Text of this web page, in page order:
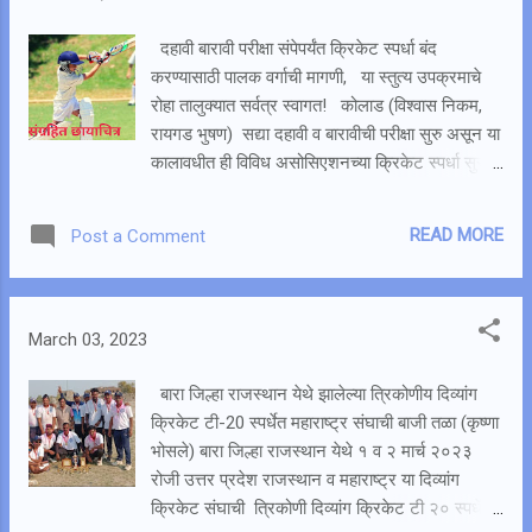
नाराजी झाल्याचे सर्वत्र ऐकवयास मिळत होते . सण हाय
होळीचा सण हाय रंग पंचमीचा त्यामुळे शिमगो रंगला गो रंगला
लाले लाल अशी लहान बालगोपालांकडून होळी रे होळी
पूर्णाची पोळी म्हणत रंगाची उधळण मंगळवारी दिवसभर होत
होती त्यात सोमवारी आली होळी व धुलेटीला मंगळवार त्यामुळे
देखील...
दहावी बारावी परीक्षा संपेपर्यंत क्रिकेट स्पर्धा बंद
करण्यासाठी पालक वर्गाची मागणी, या स्तुत्य उपक्रमाचे
रोहा तालुक्यात सर्वत्र स्वागत! कोलाड (विश्वास निकम,
रायगड भुषण) सद्या दहावी व बारावीची परीक्षा सुरु असून या
कालावधीत ही विविध असोसिएशनच्या क्रिकेट स्पर्धा सुरु
बारावी परीक्षा संपेपर्यंत तरी क्रिकेट स्पर्धा बंद कराव्यात
अशी मागणी पालक वर्गातून केली जात आहे. ३०
दिसत आहे परंतु असे असले तरी टक्केवारीला महत्व प्राप्त
झाले असून पुढील शिक्षण घेण्यासाठी उत्तीर्ण होऊन उपयोग
नाही यासाठी अभ्यास करणे महत्वाचे आहे. आधुनिक युगात
निकालाची टक्केवारी पाहता मुलांपेक्षा मुलींची संख्या जास्त
आहे.उत्तीर्ण होण्याचे प्रमाण मुलांपेक्षा मुलींचे जास्त आहे.याचे
Post a Comment READ MORE
March 03, 2023
बारा जिल्हा राजस्थान येथे झालेल्या त्रिकोणीय दिव्यांग
क्रिकेट टी-20 स्पर्धेत महाराष्ट्र संघाची बाजी तळा (कृष्णा
भोसले) बारा जिल्हा राजस्थान येथे १ व २ मार्च २०२३
रोजी उत्तर प्रदेश राजस्थान व महाराष्ट्र या दिव्यांग
क्रिकेट संघाची त्रिकोणी दिव्यांग क्रिकेट टी २० स्पर्धेचे